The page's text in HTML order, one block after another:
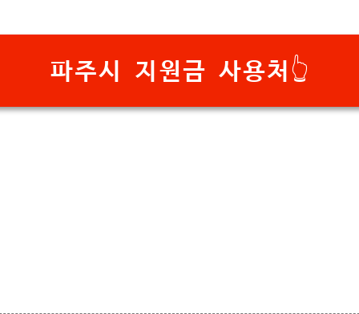
파주시 지원금 사용처👆